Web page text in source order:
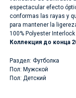
espectacular efecto
conformas las rayas y
para mantener la
100% Polyester Interlock
Коллекция до конца
Раздел: Футболка
Пол: Мужской
Пол: Детский